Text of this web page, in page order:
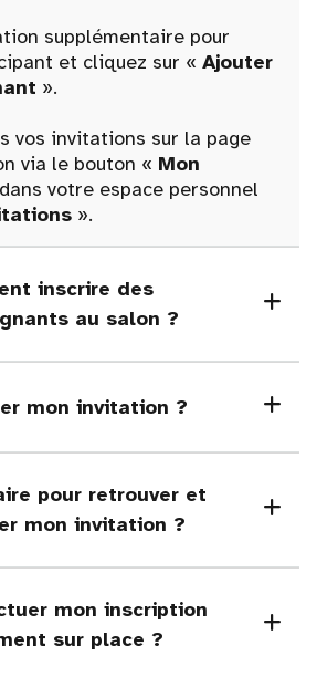
supplémentaire pour
et cliquez sur « Ajouter
».
vos invitations sur la page
via le bouton « Mon
votre espace personnel
».
inscrire des
au salon ?
mon invitation ?
pour retrouver et
mon invitation ?
mon inscription
sur place ?